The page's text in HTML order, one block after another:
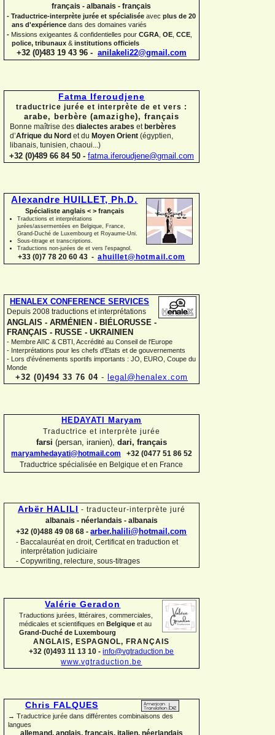
français - albanais - français
- Traductrice-interprète jurée et spécialisée avec plus de 20
ans d'expérience dans des domaines variés
- Missions exigeantes & confidentielles pour CGRA OE CCE
police, tribunaux & institutions officiels
+32 (0)483 19 43 96 - anilakeli22@gmail.com
Fatma Iferoudjene
traductrice jurée et interprète de et vers :
arabe, berbère (amazighe), français
Bonne maîtrise des dialectes arabes et berbères
d’Afrique du Nord et du Moyen Orient (égyptien,
libanais, tunisien, chaoui...)
+32 (0)489 66 84 50 - fatma.iferoudjene@gmail.com
Alexandre HUILLET, Ph.D.
Spécialiste anglais < > français
Traductions et interprétations
jurées/assermentées en Belgique, France,
Grand-Duché de Luxembourg et Royaume-Uni.
Sous-titrage et transcriptions.
Traductions non-jurées de et vers l'espagnol.
+33 (0)7 78 20 60 43 - ahuillet@hotmail.com
HENALEX CONFERENCE SERVICES
Depuis 2008 traductions et interprétations
ANGLAIS - ARMÉNIEN - BIÉLORUSSE -
FRANÇAIS - RUSSE - UKRAINIEN
- Membre AIIC & CBTI, Accrédité au Conseil de l'Europe
- Interprétations pour les chefs d'Etats et de gouvernements
- Lors d'événements sportifs importants : JO, EURO, Coupe du
Monde
+32 (0)494 33 76 04 - legal@henalex.com
HEDAYATI Maryam
Traductrice et interprète jurée
farsi (persan, iranien), dari, français
maryamhedayati@hotmail.com +32 (0477 51 86 52
Traductrice spécialisée en Belgique et en France
Arbër HALILI - traducteur-interprète juré
albanais - néerlandais - albanais
+32 (0)488 49 08 68 - arber.halili@hotmail.com
- Baccalauréat en droit, Certificat en traduction et
interprétation judiciaire
- Copywriting, relecture, sous-titrages
Valérie Geradon
Traductions jurées, littéraires, commerciales,
médicales et scientifiques en Belgique et au
Grand-Duché de Luxembourg
ANGLAIS, ESPAGNOL, FRANÇAIS
+32 (0)493 11 13 10 - info@vgtraduction.be
www.vgtraduction.be
Chris FALQUES
→ Traductrice jurée dans différentes combinaisons des
langues
allemand, anglais, français, italien, néerlandais